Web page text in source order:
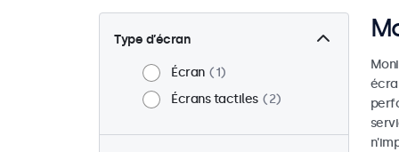
Type d’écran
Écran
1
Écrans tactiles
2